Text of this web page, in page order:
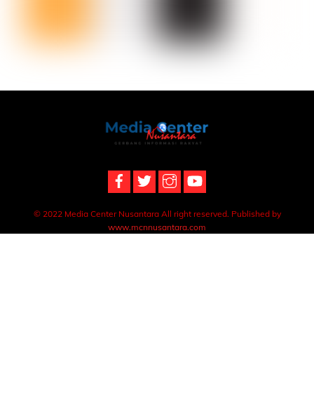
Back
To
© 2022 Media Center Nusantara All right reserved. Published by
www.mcnnusantara.com